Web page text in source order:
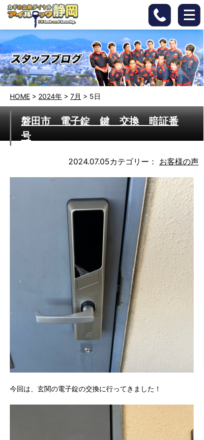
HOME > 2024年 > 7月 > 5日
磐田市 電子錠 鍵 交換 暗証番
号
2024.07.05カテゴリー： お客様の声
今回は、玄関の電子錠の交換に行ってきました！